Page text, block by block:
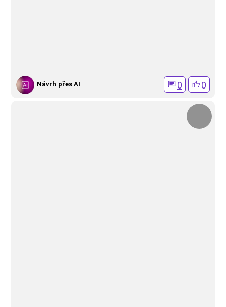
Návrh přes AI 0 0